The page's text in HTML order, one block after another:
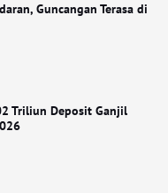
Guncangan Terasa di
Triliun Deposit Ganjil